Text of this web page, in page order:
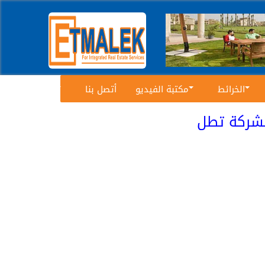
الخرائط مكتبة الفيديو أتصل بنا
60 م² تشطيب الشركة تطل